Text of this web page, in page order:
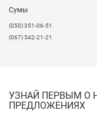
Сумы
(050) 351-06-51
(067) 542-21-21
УЗНАЙ ПЕРВЫМ О
ПРЕДЛОЖЕНИЯХ